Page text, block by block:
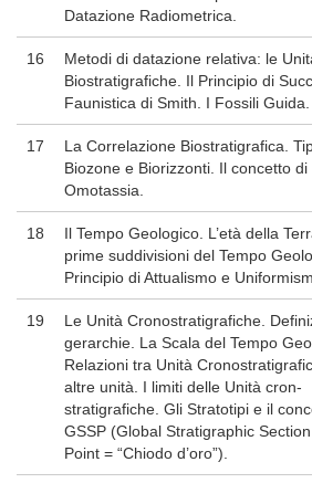
Datazione Radiometrica.
16
Metodi di datazione relativa: le
Biostratigrafiche. Il Principio di
Faunistica di Smith. I Fossili Guida.
17
La Correlazione Biostratigrafica.
Biozone e Biorizzonti. Il concetto di
Omotassia.
18
Il Tempo Geologico. L’età della
prime suddivisioni del Tempo
Principio di Attualismo e
19
Le Unità Cronostratigrafiche.
gerarchie. La Scala del Tempo
Relazioni tra Unità
altre unità. I limiti delle Unità cron-
stratigrafiche. Gli Stratotipi e il
GSSP (Global Stratigraphic
Point = “Chiodo d’oro”).